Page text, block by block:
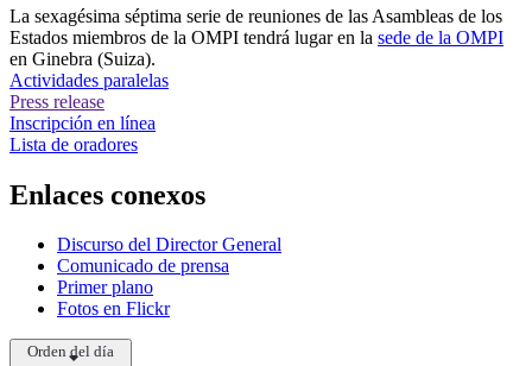
La sexagésima séptima serie de reuniones de las Asambleas de los
Estados miembros de la OMPI tendrá lugar en la sede de la OMPI
en Ginebra (Suiza).​​​​​​​
Actividades paralelas
Press release
Inscripción en línea
Lista de oradores
Enlaces conexos
Discurso del Director General
Comunicado de prensa
Primer plano
Fotos en Flickr
Orden del día